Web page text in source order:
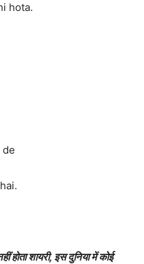
hota.
de
शायरी, इस दुनिया में कोई